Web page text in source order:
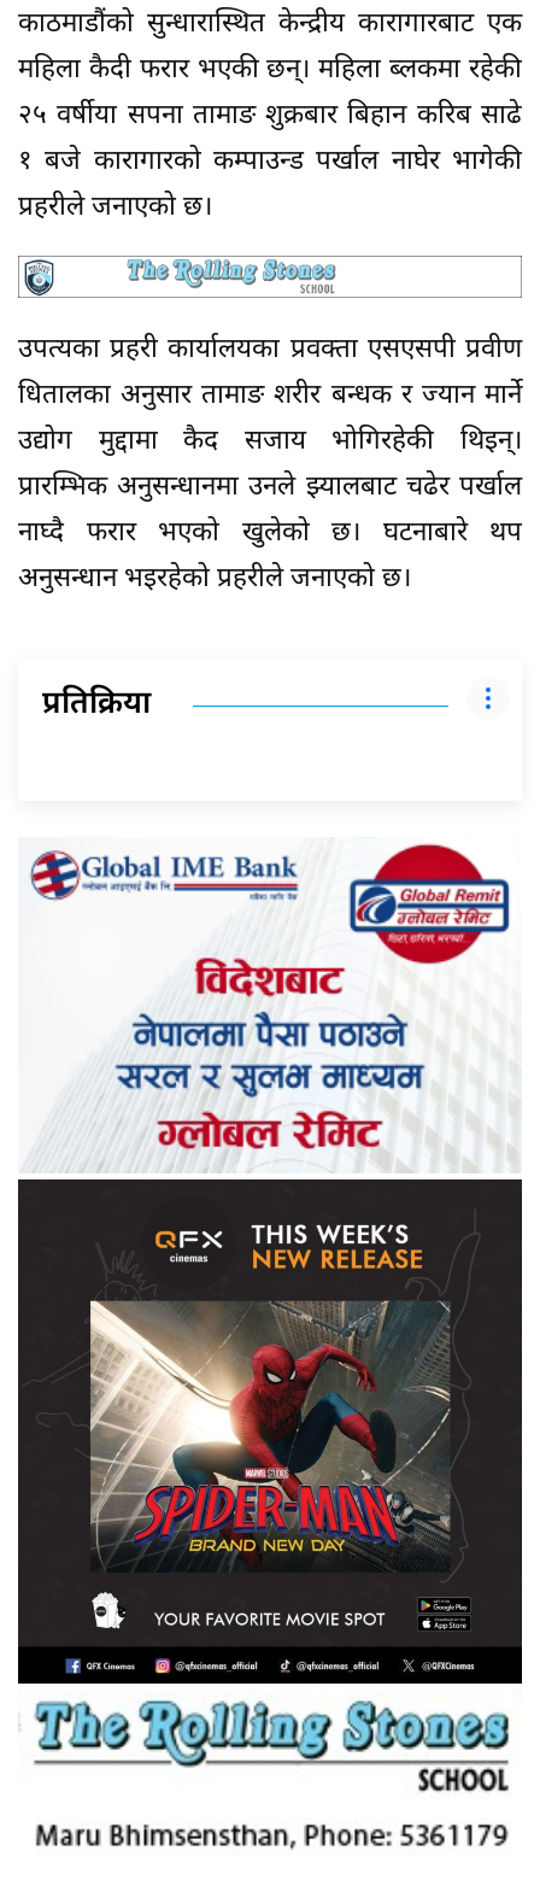
काठमाडौंको सुन्धारास्थित केन्द्रीय कारागारबाट एक
महिला कैदी फरार भएकी छन्। महिला ब्लकमा रहेकी
२५ वर्षीया सपना तामाङ शुक्रबार बिहान करिब साढे
१ बजे कारागारको कम्पाउन्ड पर्खाल नाघेर भागेकी
प्रहरीले जनाएको छ।
उपत्यका प्रहरी कार्यालयका प्रवक्ता एसएसपी प्रवीण
धितालका अनुसार तामाङ शरीर बन्धक र ज्यान मार्ने
उद्योग मुद्दामा कैद सजाय भोगिरहेकी थिइन्।
प्रारम्भिक अनुसन्धानमा उनले झ्यालबाट चढेर पर्खाल
नाघ्दै फरार भएको खुलेको छ। घटनाबारे थप
अनुसन्धान भइरहेको प्रहरीले जनाएको छ।
प्रतिक्रिया